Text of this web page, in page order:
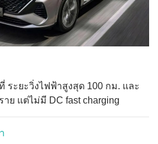
ระยะวิ่งไฟฟ้าสูงสุด 100 กม. และ
ย แต่ไม่มี DC fast charging